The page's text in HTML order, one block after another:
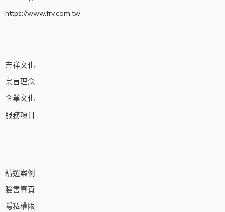
https://www.frv.com.tw
吉祥文化
宗旨理念
企業文化
服務項目
精選案例
臉書專頁
隱私權限